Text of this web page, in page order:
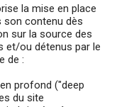
la mise en place
son contenu dès
sur la source des
et/ou détenus par le
de :
profond ("deep
du site